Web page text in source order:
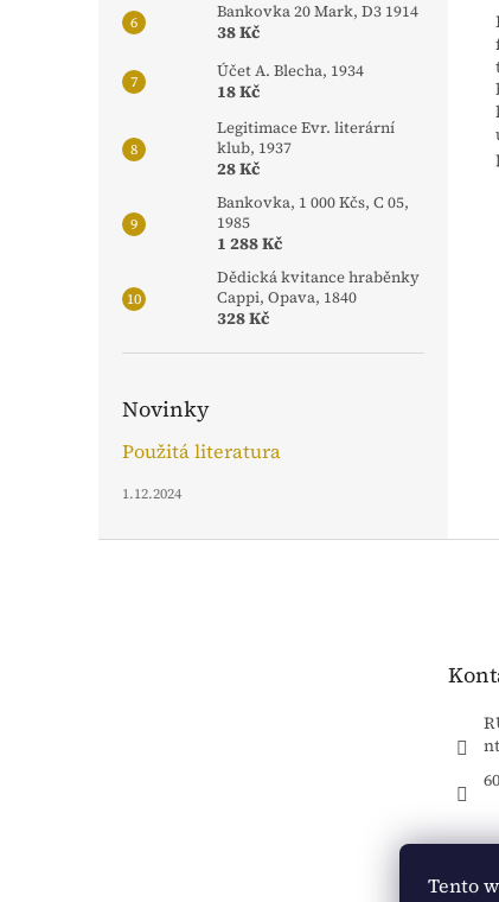
Tento
Bankovka 20 Mark, D3 1914
38 Kč
Účet A. Blecha, 1934
18 Kč
Legitimace Evr. literární
klub, 1937
28 Kč
Bankovka, 1 000 Kčs, C 05,
1985
1 288 Kč
Dědická kvitance hraběnky
Cappi, Opava, 1840
328 Kč
Novinky
Použitá literatura
1.12.2024